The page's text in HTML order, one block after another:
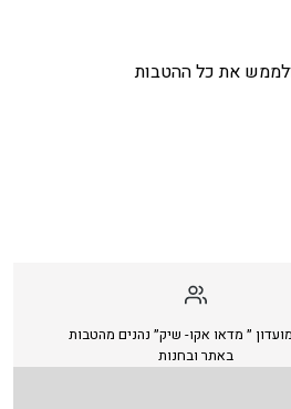
את כל ההטבות
״ מדאו אקו- שיק״ נהנים מהטבות
באתר ובחנות